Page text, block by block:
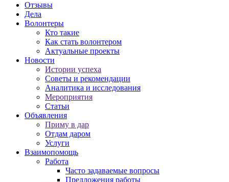
Отзывы
Дела
Волонтеры
Кто такие
Как стать волонтером
Актуальные проекты
Новости
Истории успеха
Советы и рекомендации
Аналитика и исследования
Мероприятия
Статьи
Объявления
Приму в дар
Отдам даром
Услуги
Взаимопомощь
Работа
Часто задаваемые вопросы
Предложения работы